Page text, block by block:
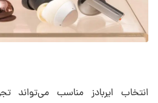
انتخاب ایربادز مناسب می‌تواند